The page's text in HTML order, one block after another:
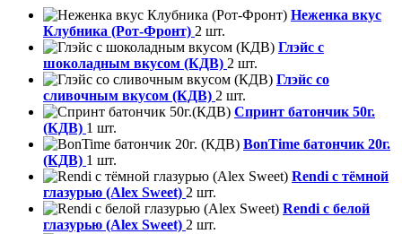
Неженка вкус
Клубника (Рот-Фронт) 2 шт.
Глэйс с
шоколадным вкусом (КДВ) 2 шт.
Глэйс со
сливочным вкусом (КДВ) 2 шт.
Спринт батончик 50г.
(КДВ) 1 шт.
BonTime батончик 20г.
(КДВ) 1 шт.
Rendi с тёмной
глазурью (Alex Sweet) 2 шт.
Rendi с белой
глазурью (Alex Sweet) 2 шт.